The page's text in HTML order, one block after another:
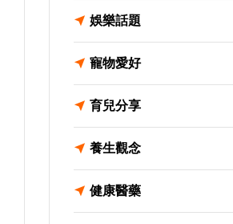
娛樂話題
寵物愛好
育兒分享
養生觀念
健康醫藥